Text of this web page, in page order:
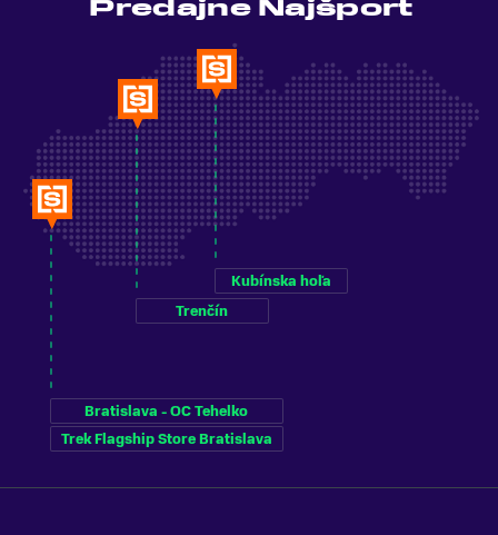
Predajne Najšport
Bratislava - OC Tehelko
Trek Flagship Store Bratislava
Trenčín
Kubínska hoľa